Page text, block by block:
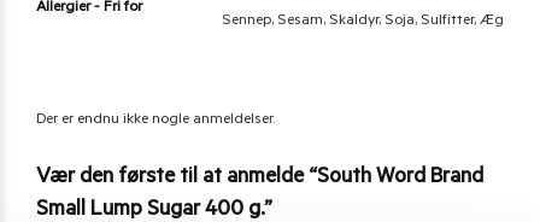
Allergier - Fri for
Sennep, Sesam, Skaldyr, Soja, Sulfitter, Æg
Der er endnu ikke nogle anmeldelser.
Vær den første til at anmelde “South Word Brand
Small Lump Sugar 400 g.”